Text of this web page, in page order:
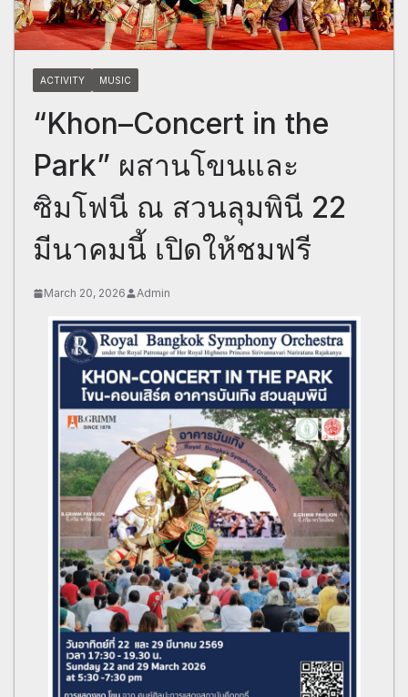
ACTIVITY MUSIC
“Khon–Concert in the
Park” ผสานโขนและ
ซิมโฟนี ณ สวนลุมพินี 22
มีนาคมนี้ เปิดให้ชมฟรี
March 20, 2026 Admin